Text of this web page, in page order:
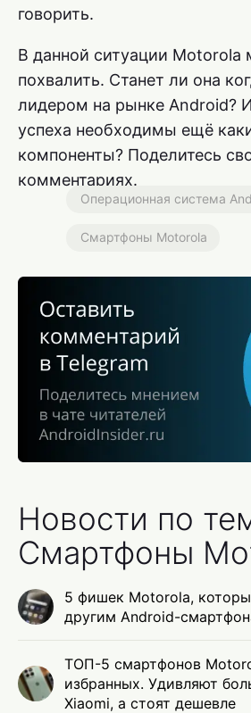
говорить.
В данной ситуации Motorola
похвалить. Станет ли она
лидером на рынке Android?
успеха необходимы ещё
компоненты? Поделитесь
комментариях.
Операционная система
Смартфоны Motorola
Новости по
Смартфоны
5 фишек Motorola,
другим Android-
ТОП-5 смартфонов
избранных. Удивляют
Xiaomi, а стоят дешевле